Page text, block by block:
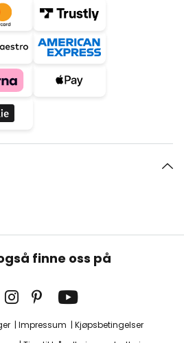
finne oss på
Impressum
Kjøpsbetingelser